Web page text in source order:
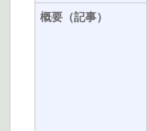
概要（記事）